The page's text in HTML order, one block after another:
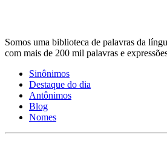
Somos uma biblioteca de palavras da
com mais de 200 mil palavras e
Sinônimos
Destaque do dia
Antônimos
Blog
Nomes